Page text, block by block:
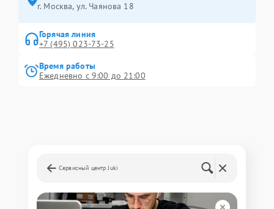
г. Москва, ул. Чаянова 18
Горячая линия
+7 (495) 023-73-25
Время работы
Ежедневно с 9:00 до 21:00
Сервисный центр Juki